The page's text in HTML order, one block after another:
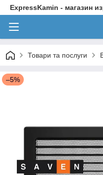
ExpressKamin - магазин
Товари та послуги
–5%